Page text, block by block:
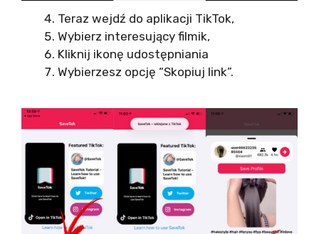
Teraz wejdź do aplikacji TikTok,
Wybierz interesujący filmik,
Kliknij ikonę udostępniania
Wybierzesz opcję “Skopiuj link”.